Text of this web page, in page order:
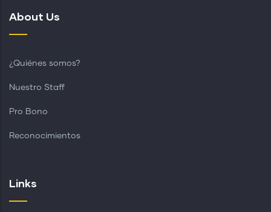
About Us
¿Quiénes somos?
Nuestro Staff
Pro Bono
Reconocimientos
Links